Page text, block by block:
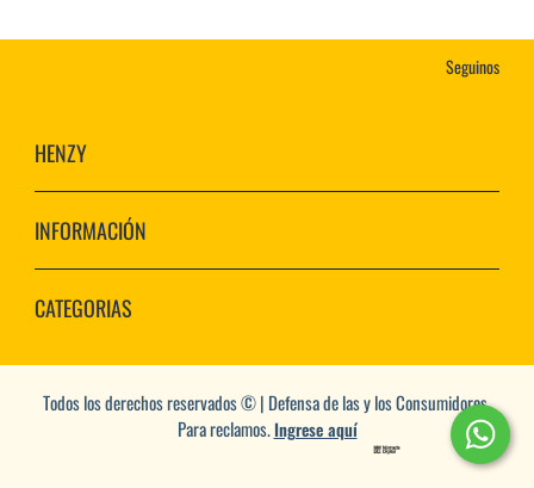
Seguinos
HENZY
INFORMACIÓN
CATEGORIAS
Todos los derechos reservados © | Defensa de las y los Consumidores.
Para reclamos.Ingrese aquí